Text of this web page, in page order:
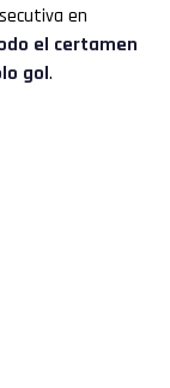
en
el certamen
gol.